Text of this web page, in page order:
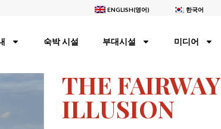
ENGLISH(영어) 한국어
숙박 시설 부대시설 미디어
THE FAIRWAY
ILLUSION